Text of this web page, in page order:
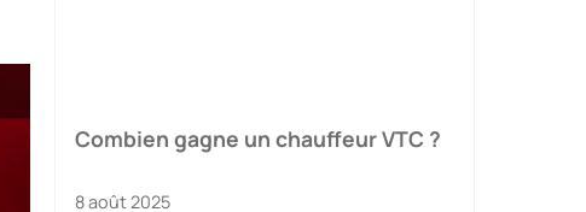
Combien gagne un chauffeur VTC ?
8 août 2025